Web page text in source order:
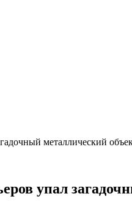
металлический
упал